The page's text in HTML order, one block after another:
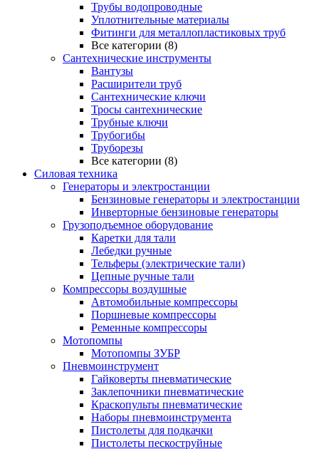
Трубы водопроводные
Уплотнительные материалы
Фитинги для металлопластиковых труб
Все категории (8)
Сантехнические инструменты
Вантузы
Расширители труб
Сантехнические ключи
Тросы сантехнические
Трубные ключи
Трубогибы
Труборезы
Все категории (8)
Силовая техника
Генераторы и электростанции
Бензиновые генераторы и электростанции
Инверторные бензиновые генераторы
Грузоподъемное оборудование
Каретки для тали
Лебедки ручные
Тельферы (электрические тали)
Цепные ручные тали
Компрессоры воздушные
Автомобильные компрессоры
Поршневые компрессоры
Ременные компрессоры
Мотопомпы
Мотопомпы ЗУБР
Пневмоинструмент
Гайковерты пневматические
Заклепочники пневматические
Краскопульты пневматические
Наборы пневмоинструмента
Пистолеты для подкачки
Пистолеты пескоструйные